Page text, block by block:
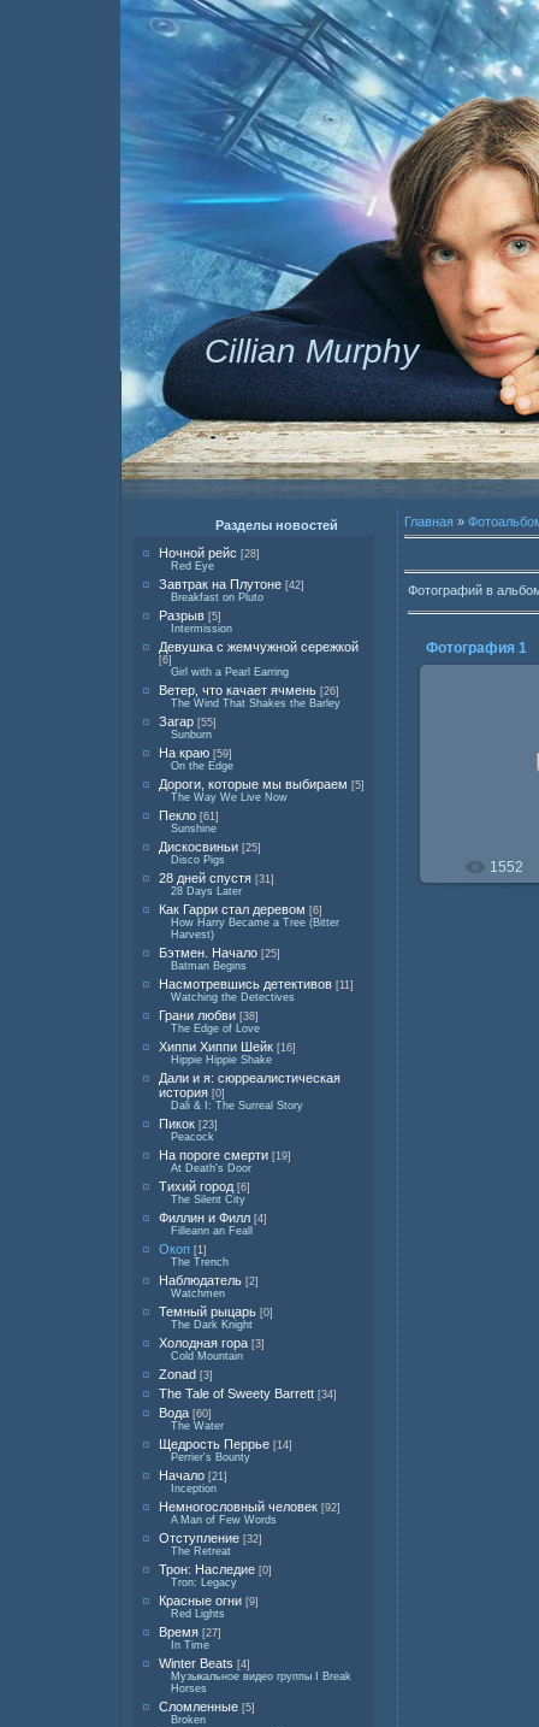
Cillian Murphy
Разделы новостей
Ночной рейс [28]
Red Eye
Завтрак на Плутоне [42]
Breakfast on Pluto
Разрыв [5]
Intermission
Девушка с жемчужной сережкой
[6]
Girl with a Pearl Earring
Ветер, что качает ячмень [26]
The Wind That Shakes the Barley
Загар [55]
Sunburn
На краю [59]
On the Edge
Дороги, которые мы выбираем [5]
The Way We Live Now
Пекло [61]
Sunshine
Дискосвиньи [25]
Disco Pigs
28 дней спустя [31]
28 Days Later
Как Гарри стал деревом [6]
How Harry Became a Tree (Bitter
Harvest)
Бэтмен. Начало [25]
Batman Begins
Насмотревшись детективов [11]
Watching the Detectives
Грани любви [38]
The Edge of Love
Хиппи Хиппи Шейк [16]
Hippie Hippie Shake
Дали и я: сюрреалистическая
история [0]
Dali & I: The Surreal Story
Пикок [23]
Peacock
На пороге смерти [19]
At Death's Door
Тихий город [6]
The Silent City
Филлин и Филл [4]
Filleann an Feall
Окоп [1]
The Trench
Наблюдатель [2]
Watchmen
Темный рыцарь [0]
The Dark Knight
Холодная гора [3]
Cold Mountain
Zonad [3]
The Tale of Sweety Barrett [34]
Вода [60]
The Water
Щедрость Перрье [14]
Perrier's Bounty
Начало [21]
Inception
Немногословный человек [92]
A Man of Few Words
Отступление [32]
The Retreat
Трон: Наследие [0]
Tron: Legacy
Красные огни [9]
Red Lights
Время [27]
In Time
Winter Beats [4]
Музыкальное видео группы I Break
Horses
Сломленные [5]
Broken
Главная »
Фотографий в
Фотография 1
1552